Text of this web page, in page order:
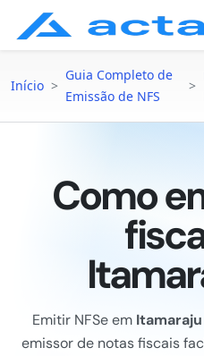
Início >
Guia Completo de
Emissão de NFS
>
Como
Emitir NFSe em Itamaraju
emissor de notas fiscais